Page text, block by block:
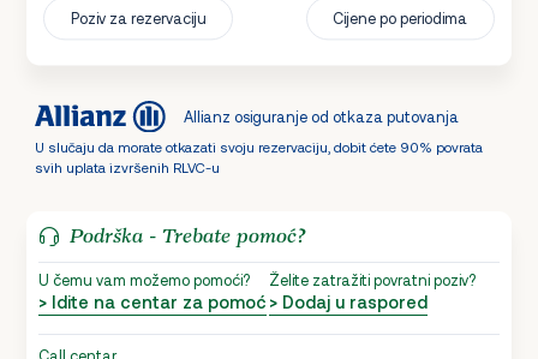
Poziv za rezervaciju Cijene po periodima
Allianz osiguranje od otkaza putovanja
U slučaju da morate otkazati svoju rezervaciju, dobit ćete 90% povrata
svih uplata izvršenih RLVC-u
Podrška - Trebate pomoć?
U čemu vam možemo pomoći?
> Idite na centar za pomoć
Želite zatražiti povratni poziv?
> Dodaj u raspored